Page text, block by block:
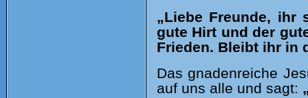
„Liebe Freunde, ihr
gute Hirt und der
Frieden. Bleibt ihr in
Das gnadenreiche
auf uns alle und sagt: